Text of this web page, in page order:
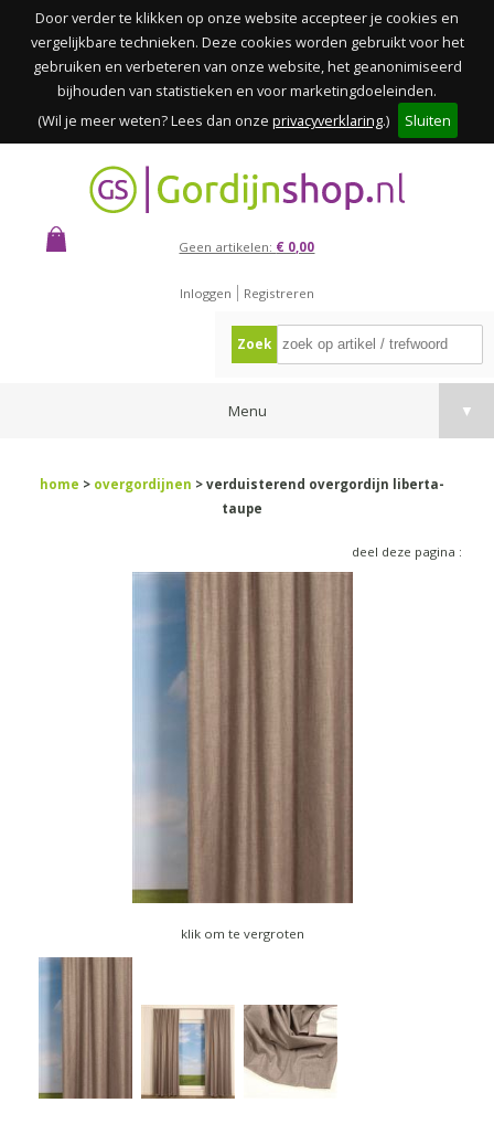
Door verder te klikken op onze website accepteer je cookies en
vergelijkbare technieken. Deze cookies worden gebruikt voor het
gebruiken en verbeteren van onze website, het geanonimiseerd
bijhouden van statistieken en voor marketingdoeleinden.
(Wil je meer weten? Lees dan onze privacyverklaring.) Sluiten
Geen artikelen: € 0,00
Inloggen Registreren
Zoek
Menu ▼
home > overgordijnen > verduisterend overgordijn liberta-
taupe
deel deze pagina :
klik om te vergroten